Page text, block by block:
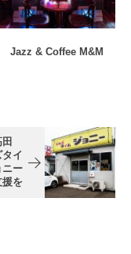
Jazz & Coffee M&M
田
イ
ニー
援を